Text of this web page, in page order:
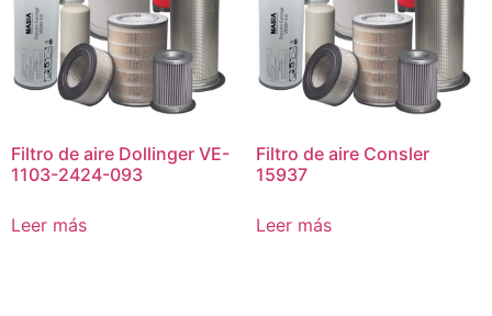
Filtro de aire Dollinger VE-
1103-2424-093
Leer más
Filtro de aire Consler
15937
Leer más